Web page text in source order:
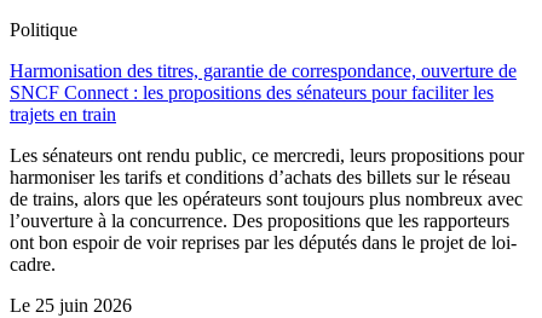
Politique
Harmonisation des titres, garantie de correspondance, ouverture de
SNCF Connect : les propositions des sénateurs pour faciliter les
trajets en train
Les sénateurs ont rendu public, ce mercredi, leurs propositions pour
harmoniser les tarifs et conditions d’achats des billets sur le réseau
de trains, alors que les opérateurs sont toujours plus nombreux avec
l’ouverture à la concurrence. Des propositions que les rapporteurs
ont bon espoir de voir reprises par les députés dans le projet de loi-
cadre.
Le 25 juin 2026